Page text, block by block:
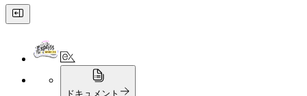
ドキュメント